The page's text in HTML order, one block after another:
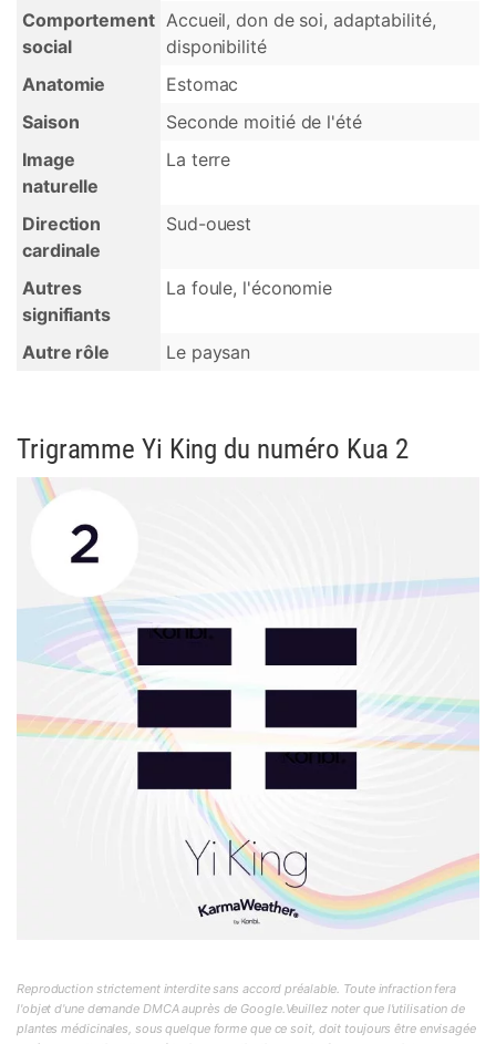
Comportement
social
Accueil, don de soi, adaptabilité,
disponibilité
Anatomie
Estomac
Saison
Seconde moitié de l'été
Image
naturelle
La terre
Direction
cardinale
Sud-ouest
Autres
signifiants
La foule, l'économie
Autre rôle Le paysan
Trigramme Yi King du numéro Kua 2
Reproduction strictement interdite sans accord préalable. Toute infraction fera
l'objet d'une demande DMCA auprès de Google.Veuillez noter que l'utilisation de
plantes médicinales, sous quelque forme que ce soit, doit toujours être envisagée